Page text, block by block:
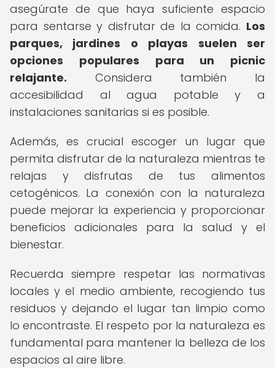
asegúrate de que haya suficiente espacio
para sentarse y disfrutar de la comida. Los
parques, jardines o playas suelen ser
opciones populares para un picnic
relajante. Considera también la
accesibilidad al agua potable y a
instalaciones sanitarias si es posible.
Además, es crucial escoger un lugar que
permita disfrutar de la naturaleza mientras te
relajas y disfrutas de tus alimentos
cetogénicos. La conexión con la naturaleza
puede mejorar la experiencia y proporcionar
beneficios adicionales para la salud y el
bienestar.
Recuerda siempre respetar las normativas
locales y el medio ambiente, recogiendo tus
residuos y dejando el lugar tan limpio como
lo encontraste. El respeto por la naturaleza es
fundamental para mantener la belleza de los
espacios al aire libre.